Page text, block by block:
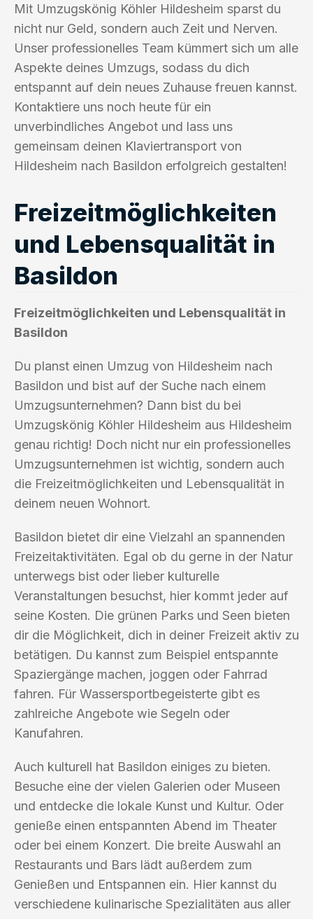
Mit Umzugskönig Köhler Hildesheim sparst du
nicht nur Geld, sondern auch Zeit und Nerven.
Unser professionelles Team kümmert sich um alle
Aspekte deines Umzugs, sodass du dich
entspannt auf dein neues Zuhause freuen kannst.
Kontaktiere uns noch heute für ein
unverbindliches Angebot und lass uns
gemeinsam deinen Klaviertransport von
Hildesheim nach Basildon erfolgreich gestalten!
Freizeitmöglichkeiten
und Lebensqualität in
Basildon
Freizeitmöglichkeiten und Lebensqualität in
Basildon
Du planst einen Umzug von Hildesheim nach
Basildon und bist auf der Suche nach einem
Umzugsunternehmen? Dann bist du bei
Umzugskönig Köhler Hildesheim aus Hildesheim
genau richtig! Doch nicht nur ein professionelles
Umzugsunternehmen ist wichtig, sondern auch
die Freizeitmöglichkeiten und Lebensqualität in
deinem neuen Wohnort.
Basildon bietet dir eine Vielzahl an spannenden
Freizeitaktivitäten. Egal ob du gerne in der Natur
unterwegs bist oder lieber kulturelle
Veranstaltungen besuchst, hier kommt jeder auf
seine Kosten. Die grünen Parks und Seen bieten
dir die Möglichkeit, dich in deiner Freizeit aktiv zu
betätigen. Du kannst zum Beispiel entspannte
Spaziergänge machen, joggen oder Fahrrad
fahren. Für Wassersportbegeisterte gibt es
zahlreiche Angebote wie Segeln oder
Kanufahren.
Auch kulturell hat Basildon einiges zu bieten.
Besuche eine der vielen Galerien oder Museen
und entdecke die lokale Kunst und Kultur. Oder
genieße einen entspannten Abend im Theater
oder bei einem Konzert. Die breite Auswahl an
Restaurants und Bars lädt außerdem zum
Genießen und Entspannen ein. Hier kannst du
verschiedene kulinarische Spezialitäten aus aller